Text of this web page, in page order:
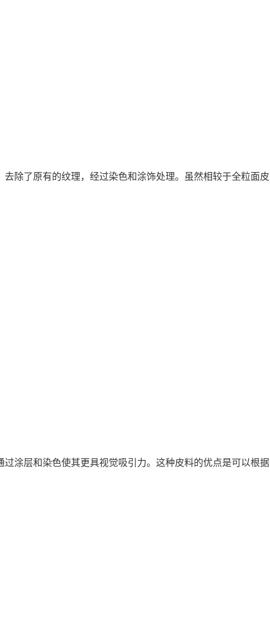
除了原有的纹理，经过染色和涂饰处理。虽然相较于全粒面皮
涂层和染色使其更具视觉吸引力。这种皮料的优点是可以根据